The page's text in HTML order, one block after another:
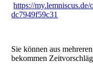
https://
dc7949f59c31
Sie können aus
bekommen